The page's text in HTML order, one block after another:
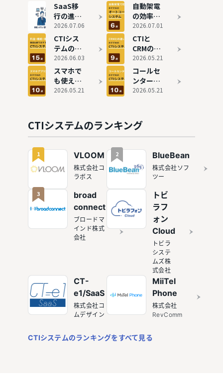
SaaS移
行の進め
方とは？
情シス取
材でわか
った失敗
しない判
断基準
2026.07.06
自動架電
の効率化
を実現！
オートコ
ールシス
テムのお
選
2026.07.01
CTIシス
テムのタ
イプ別お
すすめ15
選を比
較！選び
2026.06.03
CTIと
CRMの違
いは？コ
ールセン
ターにお
すすめの
2026.05.21
スマホで
も使え
る！アプ
テムおす
すめ10選
2026.05.21
コールセ
ンター向
けCTIシ
選
2026.05.21
CTIシステムのランキング
1 VLOOM
株式会社コ
ラボス
2 BlueBean
株式会社ソフ
ツー
3
broad
connect
ブロードマ
インド株式
会社
トビ
ラフ
ォン
Cloud
トビラ
システ
ムズ株
式会社
CT-
e1/SaaS
株式会社コ
ムデザイン
MiiTel
Phone
株式会社
RevComm
CTIシステムのランキングをすべて見る